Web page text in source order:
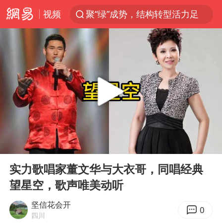
视频
聚“绿”成势，结构转型活力足
印度暴发金迪普拉病毒
80后女柜员获聘4200亿银行副行长
陕西潼关强降雨引发土崖滑坡1人失联
陕西柞水县突发泥石流致1死2失联
24小时不关空调 电费反而更低？
“梅姨”已是老年人 死刑或适用受限
“事业单位招聘不是人情买卖”
Play
00:00 06:04
实力歌唱家董文华与大衣哥，同唱经典
望星空，歌声唯美动听
坚信花会开
四川 0